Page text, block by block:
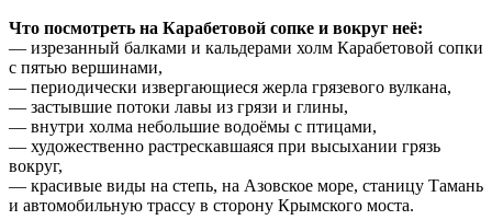
Что посмотреть на Карабетовой сопке и вокруг неё:
— изрезанный балками и кальдерами холм Карабетовой сопки
с пятью вершинами,
— периодически извергающиеся жерла грязевого вулкана,
— застывшие потоки лавы из грязи и глины,
— внутри холма небольшие водоёмы с птицами,
— художественно растрескавшаяся при высыхании грязь
вокруг,
— красивые виды на степь, на Азовское море, станицу Тамань
и автомобильную трассу в сторону Крымского моста.